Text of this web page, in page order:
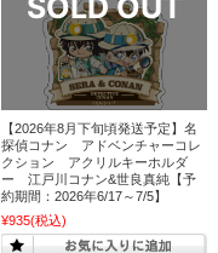
【2026年8月下旬頃発送予定】名
探偵コナン アドベンチャーコレ
クション アクリルキーホルダ
ー 江戸川コナン&世良真純【予
約期間：2026年6/17～7/5】
¥935(税込)